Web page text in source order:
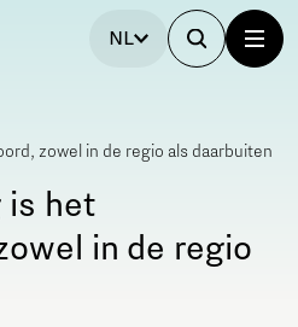
NL
zowel in de regio als daarbuiten
is het
in de regio